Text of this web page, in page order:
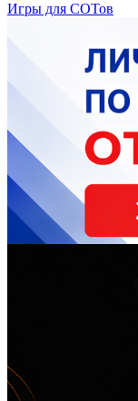
Игры для СОТов